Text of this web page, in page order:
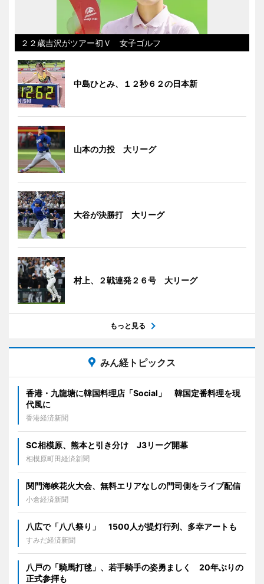
２２歳吉沢がツアー初Ｖ 女子ゴルフ
中島ひとみ、１２秒６２の日本新
山本の力投 大リーグ
大谷が決勝打 大リーグ
村上、２戦連発２６号 大リーグ
もっと見る
みん経トピックス
香港・九龍塘に韓国料理店「Social」 韓国定番料理を現
代風に
香港経済新聞
SC相模原、熊本と引き分け J3リーグ開幕
相模原町田経済新聞
関門海峡花火大会、無料エリアなしの門司側をライブ配信
小倉経済新聞
八広で「八八祭り」 1500人が提灯行列、多幸アートも
すみだ経済新聞
八戸の「騎馬打毬」、若手騎手の姿勇ましく 20年ぶりの
正式参拝も